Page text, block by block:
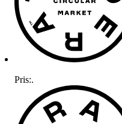
Pris:.